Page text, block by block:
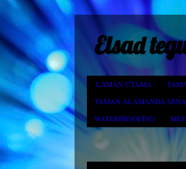
Elsad
LAMAN UTAMA
TAMAN ALAMANDA
WATERPROOFING
Rabu, 11 Mac 2026